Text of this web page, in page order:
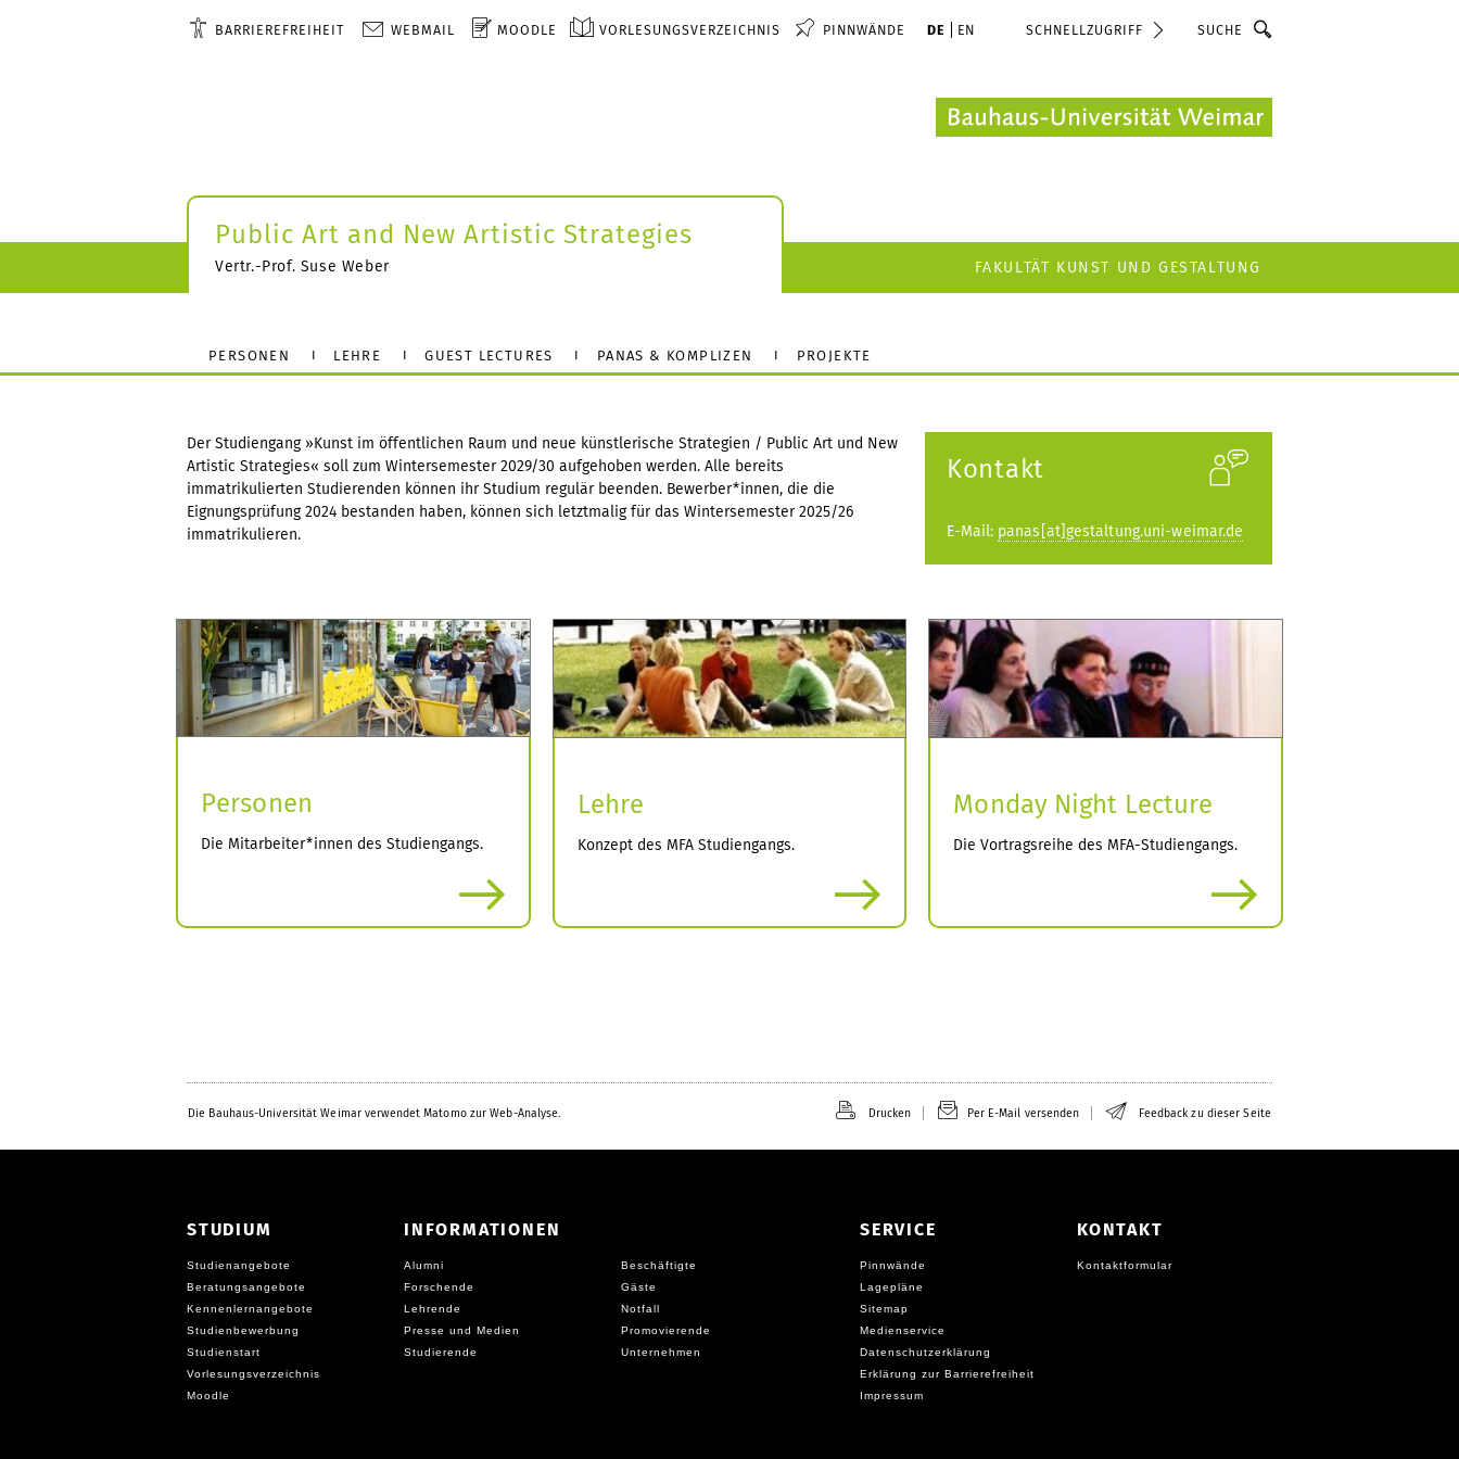
BARRIEREFREIHEIT WEBMAIL MOODLE VORLESUNGSVERZEICHNIS PINNWÄNDE DE EN SCHNELLZUGRIFF Suche
Public Art and New Artistic Strategies
Vertr.-Prof. Suse Weber FAKULTÄT KUNST UND GESTALTUNG
PERSONEN LEHRE GUEST LECTURES PANAS & KOMPLIZEN PROJEKTE
Der Studiengang »Kunst im öffentlichen Raum und neue künstlerische Strategien / Public Art und New
Artistic Strategies« soll zum Wintersemester 2029/30 aufgehoben werden. Alle bereits
immatrikulierten Studierenden können ihr Studium regulär beenden. Bewerber*innen, die die
Eignungsprüfung 2024 bestanden haben, können sich letztmalig für das Wintersemester 2025/26
immatrikulieren.
Kontakt
E-Mail: panas[at]gestaltung.uni-weimar.de
Personen
Die Mitarbeiter*innen des Studiengangs.
Lehre
Konzept des MFA Studiengangs.
Monday Night Lecture
Die Vortragsreihe des MFA-Studiengangs.
Die Bauhaus-Universität Weimar verwendet Matomo zur Web-Analyse. Drucken Per E-Mail versenden Feedback zu dieser Seite
STUDIUM
Studienangebote
Beratungsangebote
Kennenlernangebote
Studienbewerbung
Studienstart
Vorlesungsverzeichnis
Moodle
INFORMATIONEN
Alumni
Beschäftigte
Forschende
Gäste
Lehrende
Notfall
Presse und Medien
Promovierende
Studierende
Unternehmen
SERVICE
Pinnwände
Lagepläne
Sitemap
Medienservice
Datenschutzerklärung
Erklärung zur Barrierefreiheit
Impressum
KONTAKT
Kontaktformular